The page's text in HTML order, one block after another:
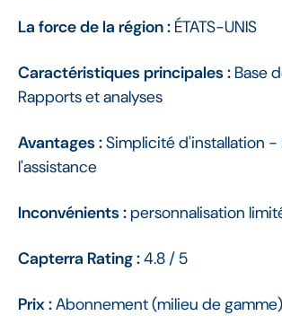
La force de la région : ÉTATS-UNIS
Caractéristiques principales : Base
Rapports et analyses
Avantages :Simplicité d'installation
l'assistance
Inconvénients : personnalisation
Capterra Rating :4.8 / 5
Prix :Abonnement (milieu de gamme)